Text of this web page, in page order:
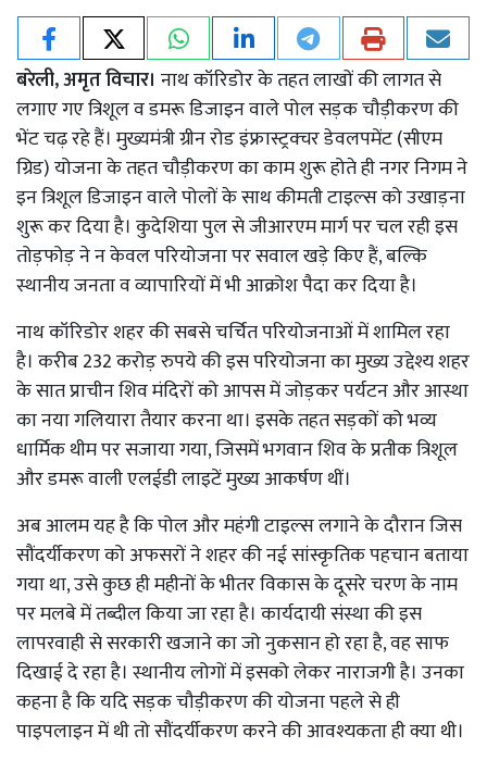
बरेली, अमृत विचार। नाथ कॉरिडोर के तहत लाखों की लागत से
लगाए गए त्रिशूल व डमरू डिजाइन वाले पोल सड़क चौड़ीकरण की
भेंट चढ़ रहे हैं। मुख्यमंत्री ग्रीन रोड इंफ्रास्ट्रक्चर डेवलपमेंट (सीएम
ग्रिड) योजना के तहत चौड़ीकरण का काम शुरू होते ही नगर निगम ने
इन त्रिशूल डिजाइन वाले पोलों के साथ कीमती टाइल्स को उखाड़ना
शुरू कर दिया है। कुदेशिया पुल से जीआरएम मार्ग पर चल रही इस
तोड़फोड़ ने न केवल परियोजना पर सवाल खड़े किए हैं, बल्कि
स्थानीय जनता व व्यापारियों में भी आक्रोश पैदा कर दिया है।
नाथ कॉरिडोर शहर की सबसे चर्चित परियोजनाओं में शामिल रहा
है। करीब 232 करोड़ रुपये की इस परियोजना का मुख्य उद्देश्य शहर
के सात प्राचीन शिव मंदिरों को आपस में जोड़कर पर्यटन और आस्था
का नया गलियारा तैयार करना था। इसके तहत सड़कों को भव्य
धार्मिक थीम पर सजाया गया, जिसमें भगवान शिव के प्रतीक त्रिशूल
और डमरू वाली एलईडी लाइटें मुख्य आकर्षण थीं।
अब आलम यह है कि पोल और महंगी टाइल्स लगाने के दौरान जिस
सौंदर्यीकरण को अफसरों ने शहर की नई सांस्कृतिक पहचान बताया
गया था, उसे कुछ ही महीनों के भीतर विकास के दूसरे चरण के नाम
पर मलबे में तब्दील किया जा रहा है। कार्यदायी संस्था की इस
लापरवाही से सरकारी खजाने का जो नुकसान हो रहा है, वह साफ
दिखाई दे रहा है। स्थानीय लोगों में इसको लेकर नाराजगी है। उनका
कहना है कि यदि सड़क चौड़ीकरण की योजना पहले से ही
पाइपलाइन में थी तो सौंदर्यीकरण करने की आवश्यकता ही क्या थी।